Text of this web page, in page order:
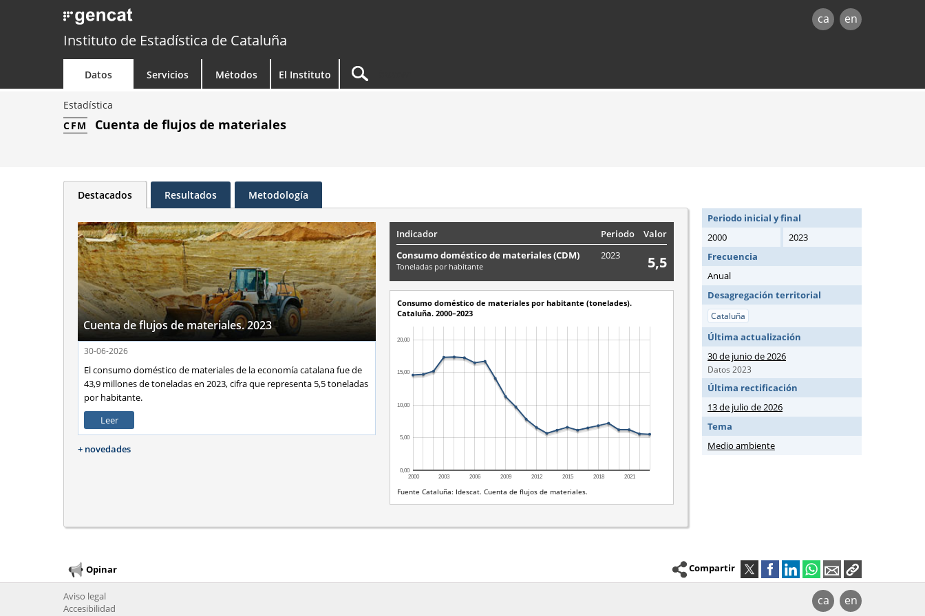
ca en
Instituto de Estadística de Cataluña
Datos Servicios Métodos El Instituto
Estadística
CFM
Cuenta de flujos de materiales
Destacados Resultados Metodología
Cuenta de flujos de materiales. 2023
30-06-2026
El consumo doméstico de materiales de la economía catalana fue de
43,9 millones de toneladas en 2023, cifra que representa 5,5 toneladas
por habitante.
Leer
+ novedades
Indicador Periodo
Valor
Consumo doméstico de materiales (CDM)
2023 5,5
Toneladas por habitante
Periodo inicial y final
2000
2023
Frecuencia
Anual
Desagregación territorial
Cataluña
Última actualización
30 de junio de 2026
Datos 2023
Última rectificación
13 de julio de 2026
Tema
Medio ambiente
Opinar Compartir
ca en
Aviso legal
Accesibilidad